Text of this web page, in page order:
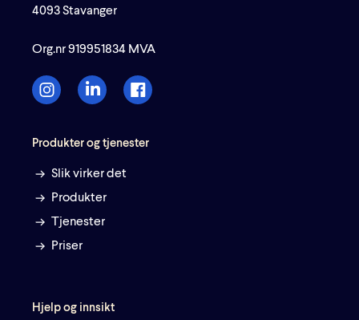
4093 Stavanger
Org.nr 919951834 MVA
Produkter og tjenester
Slik virker det
Produkter
Tjenester
Priser
Hjelp og innsikt